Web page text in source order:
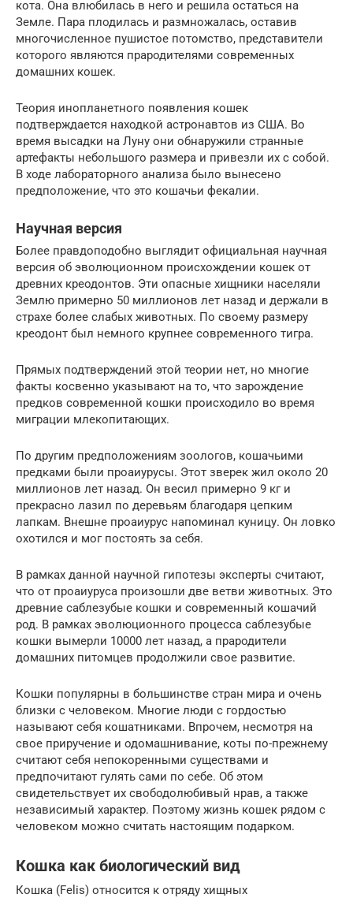
кота. Она влюбилась в него и решила остаться на
Земле. Пара плодилась и размножалась, оставив
многочисленное пушистое потомство, представители
которого являются прародителями современных
домашних кошек.
Теория инопланетного появления кошек
подтверждается находкой астронавтов из США. Во
время высадки на Луну они обнаружили странные
артефакты небольшого размера и привезли их с собой.
В ходе лабораторного анализа было вынесено
предположение, что это кошачьи фекалии.
Научная версия
Более правдоподобно выглядит официальная научная
версия об эволюционном происхождении кошек от
древних креодонтов. Эти опасные хищники населяли
Землю примерно 50 миллионов лет назад и держали в
страхе более слабых животных. По своему размеру
креодонт был немного крупнее современного тигра.
Прямых подтверждений этой теории нет, но многие
факты косвенно указывают на то, что зарождение
предков современной кошки происходило во время
миграции млекопитающих.
По другим предположениям зоологов, кошачьими
предками были проаиурусы. Этот зверек жил около 20
миллионов лет назад. Он весил примерно 9 кг и
прекрасно лазил по деревьям благодаря цепким
лапкам. Внешне проаиурус напоминал куницу. Он ловко
охотился и мог постоять за себя.
В рамках данной научной гипотезы эксперты считают,
что от проаиуруса произошли две ветви животных. Это
древние саблезубые кошки и современный кошачий
род. В рамках эволюционного процесса саблезубые
кошки вымерли 10000 лет назад, а прародители
домашних питомцев продолжили свое развитие.
Кошки популярны в большинстве стран мира и очень
близки с человеком. Многие люди с гордостью
называют себя кошатниками. Впрочем, несмотря на
свое приручение и одомашнивание, коты по-прежнему
считают себя непокоренными существами и
предпочитают гулять сами по себе. Об этом
свидетельствует их свободолюбивый нрав, а также
независимый характер. Поэтому жизнь кошек рядом с
человеком можно считать настоящим подарком.
Кошка как биологический вид
Кошка (Felis) относится к отряду хищных